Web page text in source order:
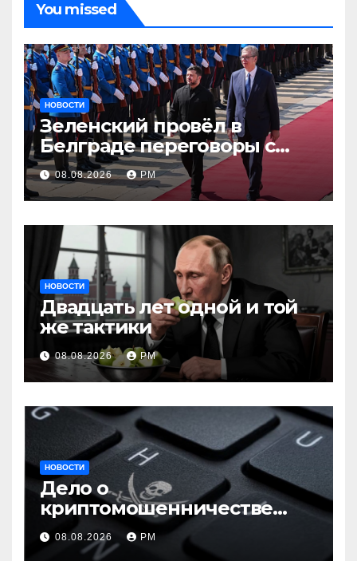
You missed
НОВОСТИ
Зеленский провёл в
Белграде переговоры с
Вучичем
08.08.2026 РМ
НОВОСТИ
Двадцать лет одной и той
же тактики
08.08.2026 РМ
НОВОСТИ
Дело о
криптомошенничестве
оборачивают в содействие
терроризму
08.08.2026 РМ